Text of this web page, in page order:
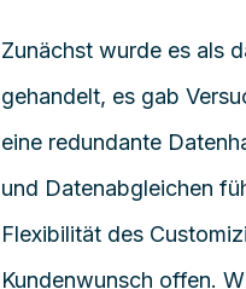
Zunächst wurde es als
gehandelt, es gab
eine redundante
und Datenabgleichen
Flexibilität des
Kundenwunsch offen.